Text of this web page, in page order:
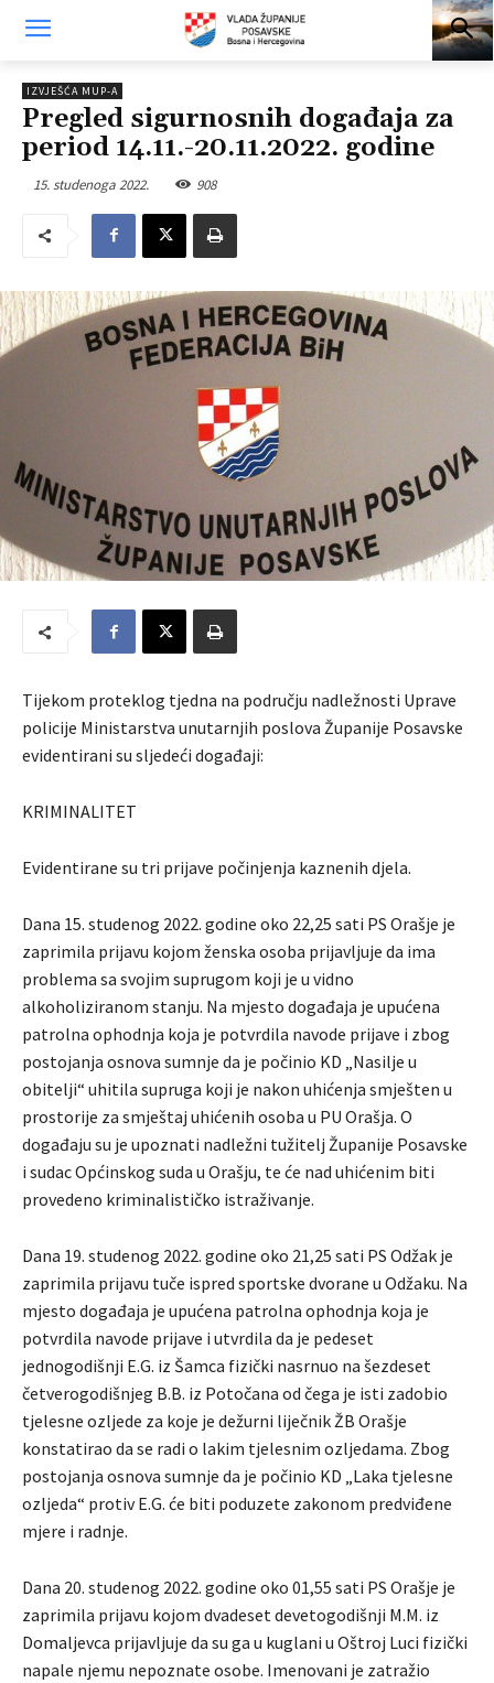
IZVJEŠĆA MUP-A
Pregled sigurnosnih događaja za
period 14.11.-20.11.2022. godine
15. studenoga 2022. 908
Tijekom proteklog tjedna na području nadležnosti Uprave
policije Ministarstva unutarnjih poslova Županije Posavske
evidentirani su sljedeći događaji:
KRIMINALITET
Evidentirane su tri prijave počinjenja kaznenih djela.
Dana 15. studenog 2022. godine oko 22,25 sati PS Orašje je
zaprimila prijavu kojom ženska osoba prijavljuje da ima
problema sa svojim suprugom koji je u vidno
alkoholiziranom stanju. Na mjesto događaja je upućena
patrolna ophodnja koja je potvrdila navode prijave i zbog
postojanja osnova sumnje da je počinio KD „Nasilje u
obitelji“ uhitila supruga koji je nakon uhićenja smješten u
prostorije za smještaj uhićenih osoba u PU Orašja. O
događaju su je upoznati nadležni tužitelj Županije Posavske
i sudac Općinskog suda u Orašju, te će nad uhićenim biti
provedeno kriminalističko istraživanje.
Dana 19. studenog 2022. godine oko 21,25 sati PS Odžak je
zaprimila prijavu tuče ispred sportske dvorane u Odžaku. Na
mjesto događaja je upućena patrolna ophodnja koja je
potvrdila navode prijave i utvrdila da je pedeset
jednogodišnji E.G. iz Šamca fizički nasrnuo na šezdeset
četverogodišnjeg B.B. iz Potočana od čega je isti zadobio
tjelesne ozljede za koje je dežurni liječnik ŽB Orašje
konstatirao da se radi o lakim tjelesnim ozljedama. Zbog
postojanja osnova sumnje da je počinio KD „Laka tjelesne
ozljeda“ protiv E.G. će biti poduzete zakonom predviđene
mjere i radnje.
Dana 20. studenog 2022. godine oko 01,55 sati PS Orašje je
zaprimila prijavu kojom dvadeset devetogodišnji M.M. iz
Domaljevca prijavljuje da su ga u kuglani u Oštroj Luci fizički
napale njemu nepoznate osobe. Imenovani je zatražio